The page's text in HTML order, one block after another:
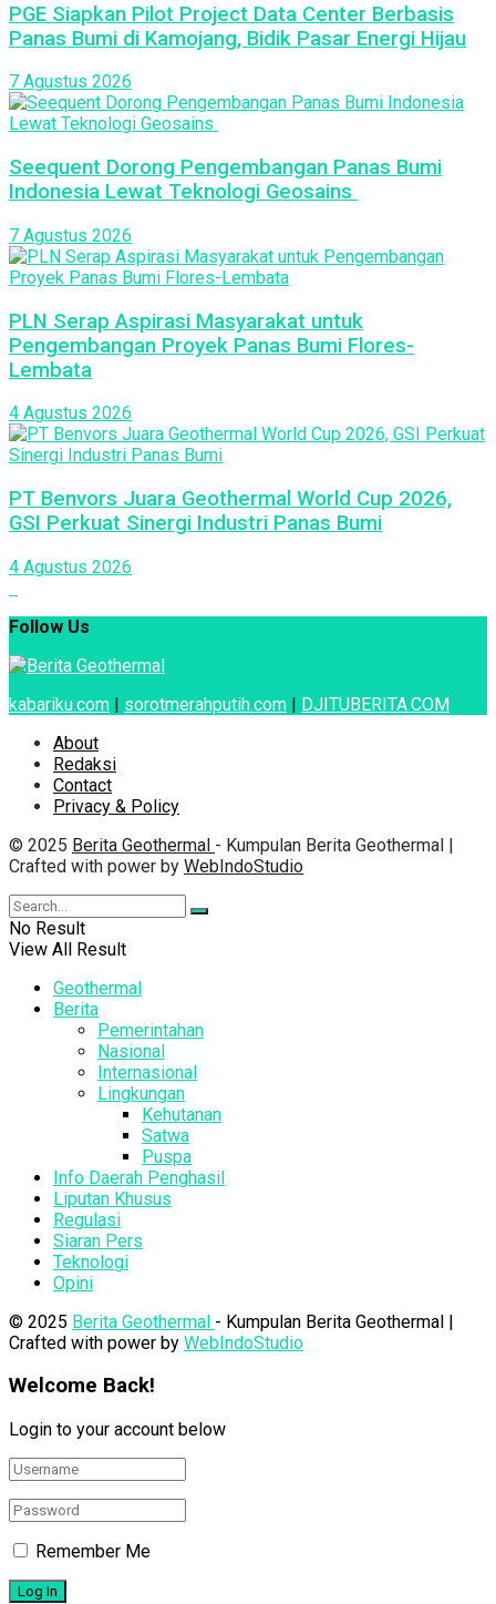
PGE Siapkan Pilot Project Data Center Berbasis
Panas Bumi di Kamojang, Bidik Pasar Energi Hijau
7 Agustus 2026
Seequent Dorong Pengembangan Panas Bumi
Indonesia Lewat Teknologi Geosains
7 Agustus 2026
PLN Serap Aspirasi Masyarakat untuk
Pengembangan Proyek Panas Bumi Flores-
Lembata
4 Agustus 2026
PT Benvors Juara Geothermal World Cup 2026,
GSI Perkuat Sinergi Industri Panas Bumi
4 Agustus 2026
Follow Us
kabariku.com | sorotmerahputih.com | DJITUBERITA.COM
About
Redaksi
Contact
Privacy & Policy
© 2025 Berita Geothermal - Kumpulan Berita Geothermal |
Crafted with power by WebIndoStudio
No Result
View All Result
Geothermal
Berita
Pemerintahan
Nasional
Internasional
Lingkungan
Kehutanan
Satwa
Puspa
Info Daerah Penghasil
Liputan Khusus
Regulasi
Siaran Pers
Teknologi
Opini
© 2025 Berita Geothermal - Kumpulan Berita Geothermal |
Crafted with power by WebIndoStudio
Welcome Back!
Login to your account below
Remember Me